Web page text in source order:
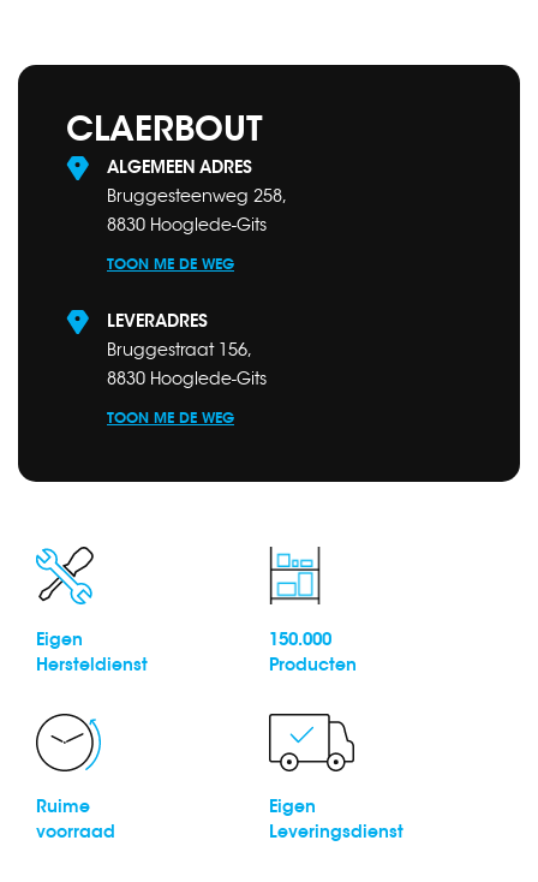
CLAERBOUT
ALGEMEEN ADRES
Bruggesteenweg 258,
8830 Hooglede-Gits
TOON ME DE WEG
LEVERADRES
Bruggestraat 156,
8830 Hooglede-Gits
TOON ME DE WEG
Eigen
Hersteldienst
150.000
Producten
Ruime
voorraad
Eigen
Leveringsdienst